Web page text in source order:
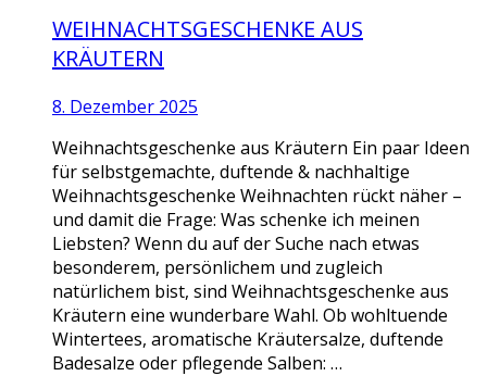
WEIHNACHTSGESCHENKE AUS
KRÄUTERN
8. Dezember 2025
Weihnachtsgeschenke aus Kräutern Ein paar Ideen
für selbstgemachte, duftende & nachhaltige
Weihnachtsgeschenke Weihnachten rückt näher –
und damit die Frage: Was schenke ich meinen
Liebsten? Wenn du auf der Suche nach etwas
besonderem, persönlichem und zugleich
natürlichem bist, sind Weihnachtsgeschenke aus
Kräutern eine wunderbare Wahl. Ob wohltuende
Wintertees, aromatische Kräutersalze, duftende
Badesalze oder pflegende Salben: …